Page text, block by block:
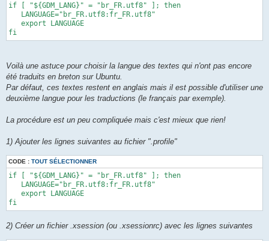
if [ "${GDM_LANG}" = "br_FR.utf8" ]; then
   LANGUAGE="br_FR.utf8:fr_FR.utf8"
   export LANGUAGE
fi
Voilà une astuce pour choisir la langue des textes qui n'ont pas encore
été traduits en breton sur Ubuntu.
Par défaut, ces textes restent en anglais mais il est possible d'utiliser une
deuxième langue pour les traductions (le français par exemple).
La procédure est un peu compliquée mais c'est mieux que rien!
1) Ajouter les lignes suivantes au fichier ".profile"
CODE : TOUT SÉLECTIONNER
if [ "${GDM_LANG}" = "br_FR.utf8" ]; then
   LANGUAGE="br_FR.utf8:fr_FR.utf8"
   export LANGUAGE
fi
2) Créer un fichier .xsession (ou .xsessionrc) avec les lignes suivantes